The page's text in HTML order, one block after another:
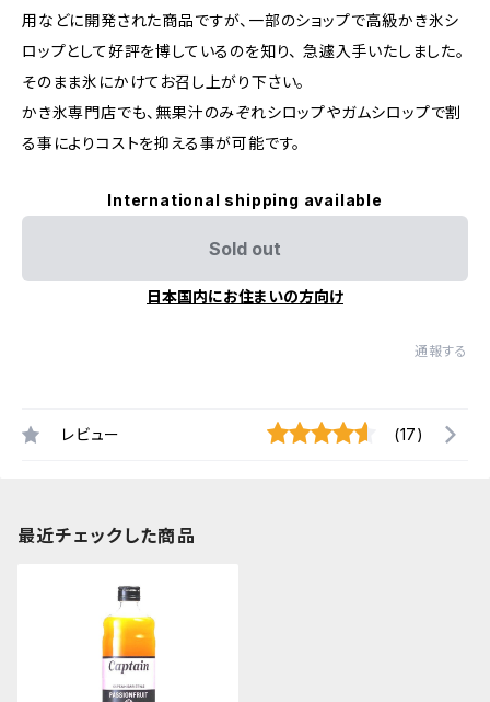
用などに開発された商品ですが、一部のショップで高級かき氷シ
ロップとして好評を博しているのを知り、 急遽入手いたしました。
そのまま氷にかけてお召し上がり下さい。
かき氷専門店でも、無果汁のみぞれシロップやガムシロップで割
る事によりコストを抑える事が可能です。
International shipping available
Sold out
日本国内にお住まいの方向け
通報する
レビュー (17)
最近チェックした商品